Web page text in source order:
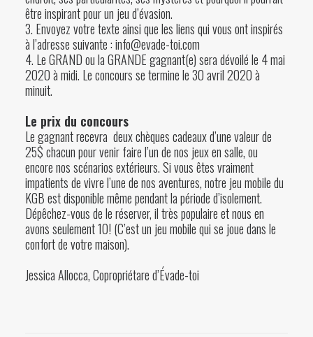
être inspirant pour un jeu d’évasion.
3. Envoyez votre texte ainsi que les liens qui vous ont inspirés
à l’adresse suivante : info@evade-toi.com
4. Le GRAND ou la GRANDE gagnant(e) sera dévoilé le 4 mai
2020 à midi. Le concours se termine le 30 avril 2020 à
minuit.
Le prix du concours
Le gagnant recevra deux chèques cadeaux d’une valeur de
25$ chacun pour venir faire l’un de nos jeux en salle, ou
encore nos scénarios extérieurs. Si vous êtes vraiment
impatients de vivre l’une de nos aventures, notre jeu mobile du
KGBest disponible même pendant la période d’isolement.
Dépêchez-vous de leréserver, il très populaire et nous en
avons seulement 10! (C’est un jeu mobile qui se joue dans le
confort de votre maison).
Jessica Allocca, Copropriétare d’Évade-toi